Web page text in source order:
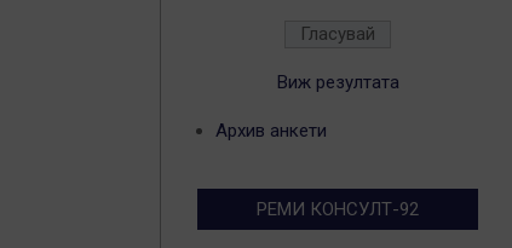
Виж резултата
Архив анкети
РЕМИ КОНСУЛТ-92